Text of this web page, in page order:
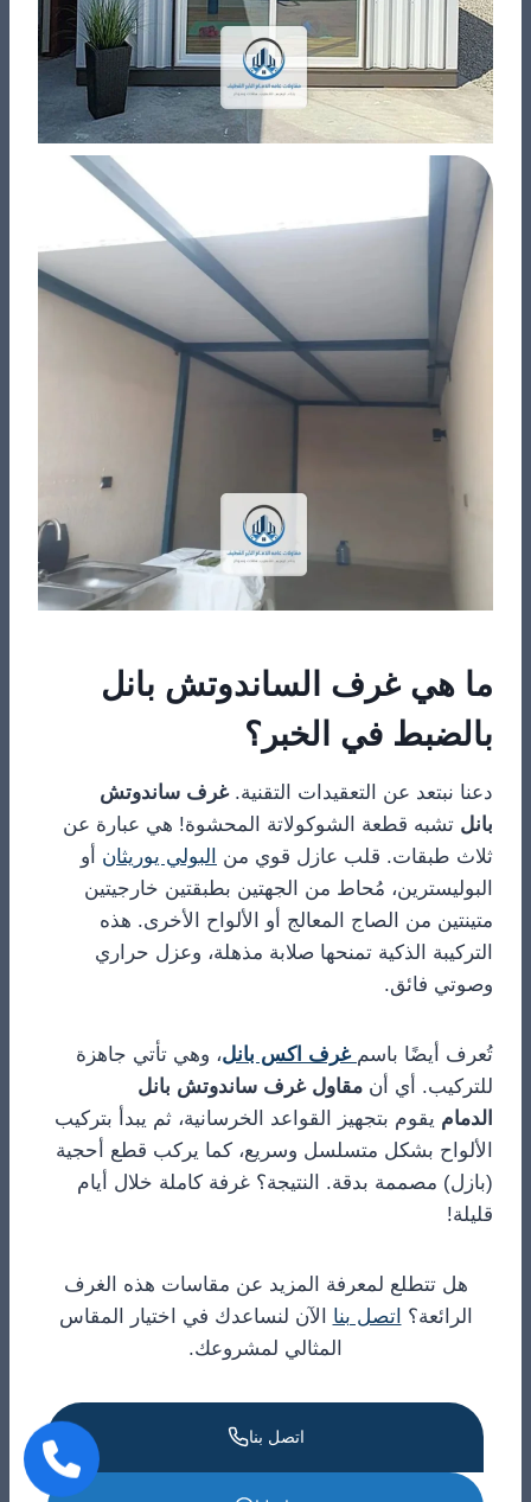
ما هي غرف الساندوتش بانل
بالضبط في الخبر؟
دعنا نبتعد عن التعقيدات التقنية.غرف ساندوتش
بانل تشبه قطعة الشوكولاتة المحشوة! هي عبارة عن
ثلاث طبقات. قلب عازل قوي من
البولي يوريثان أو
البوليسترين، مُحاط من الجهتين بطبقتين خارجيتين
متينتين من الصاج المعالج أو الألواح الأخرى. هذه
التركيبة الذكية تمنحها صلابة مذهلة، وعزل حراري
وصوتي فائق.
تُعرف أيضًا باسم غرف اكس بانل، وهي تأتي جاهزة
للتركيب. أي أن مقاول غرف ساندوتش بانل
الدمام يقوم بتجهيز القواعد الخرسانية، ثم يبدأ بتركيب
الألواح بشكل متسلسل وسريع، كما يركب قطع أحجية
(بازل) مصممة بدقة. النتيجة؟ غرفة كاملة خلال أيام
قليلة!
هل تتطلع لمعرفة المزيد عن مقاسات هذه الغرف
الرائعة؟ اتصل بنا الآن لنساعدك في اختيار المقاس
المثالي لمشروعك.
اتصل بنا